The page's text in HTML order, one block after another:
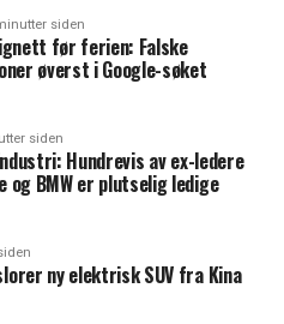
siden
før ferien: Falske
øverst i Google-søket
siden
Hundrevis av ex-ledere
og BMW er plutselig ledige
ny elektrisk SUV fra Kina